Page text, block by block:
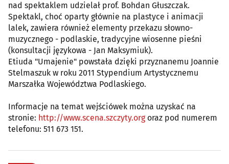
nad spektaklem udzielał prof. Bohdan Głuszczak.
Spektakl, choć oparty głównie na plastyce i animacji
lalek, zawiera również elementy przekazu słowno-
muzycznego - podlaskie, tradycyjne wiosenne pieśni
(konsultacji językowa - Jan Maksymiuk).
Etiuda "Umajenie" powstała dzięki przyznanemu Joannie
Stelmaszuk w roku 2011 Stypendium Artystycznemu
Marszałka Województwa Podlaskiego.
Informacje na temat wejściówek można uzyskać na
stronie: http://www.scena.szczyty.orgoraz pod numerem
telefonu: 511 673 151.